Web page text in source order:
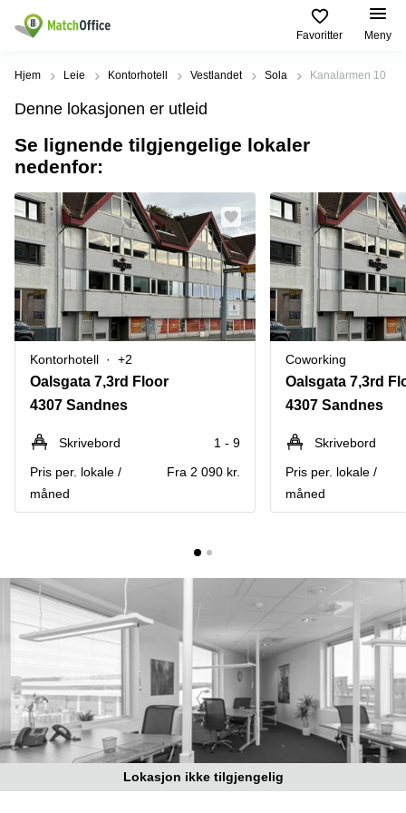
Favoritter Meny
Leie/utleie
Produktsider
Kontor
Kontorhoteller
Virtuelt
kontor
Lager
Møterom
Populære
Byer
Næringslokaler
til leie Oslo
Kontorhotell
Oslo
Coworking
Oslo
Leie
kontor
Leie
Oslo
Virtuelt
Oslo
Møterom
Næringslokaler
Trondheim
Kontorhotell
Trondheim
Kontorfellesskap
Populære
søk
Innspurten
11 Oslo
Hoffsveien
1 Oslo
Henrik
Ibsens
gate
90
Oslo
Nedre
Slottsgate
4m Oslo
16 Oslo
Nydalsveien
28 Oslo
Hagaløkkveien
vei 25
Fornebu
Lysaker
Torg 5
Bærum
Professor
Hjelp
Om oss
Opprett annonse
Pris
Logg inn
Hjem Leie Kontorhotell Vestlandet Sola Kanalarmen 10
Denne lokasjonen er utleid
Se lignende tilgjengelige lokaler
nedenfor:
Kontorhotell +2
Oalsgata 7,3rd Floor
4307 Sandnes
Skrivebord
1 - 9
Pris per. lokale /
måned
Fra 2 090 kr.
Coworking
Oalsgata 7,3rd
4307 Sandnes
Skrivebord
Pris per. lokale /
måned
Lokasjon ikke tilgjengelig